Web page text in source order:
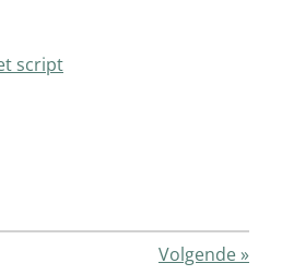
script
Volgende»